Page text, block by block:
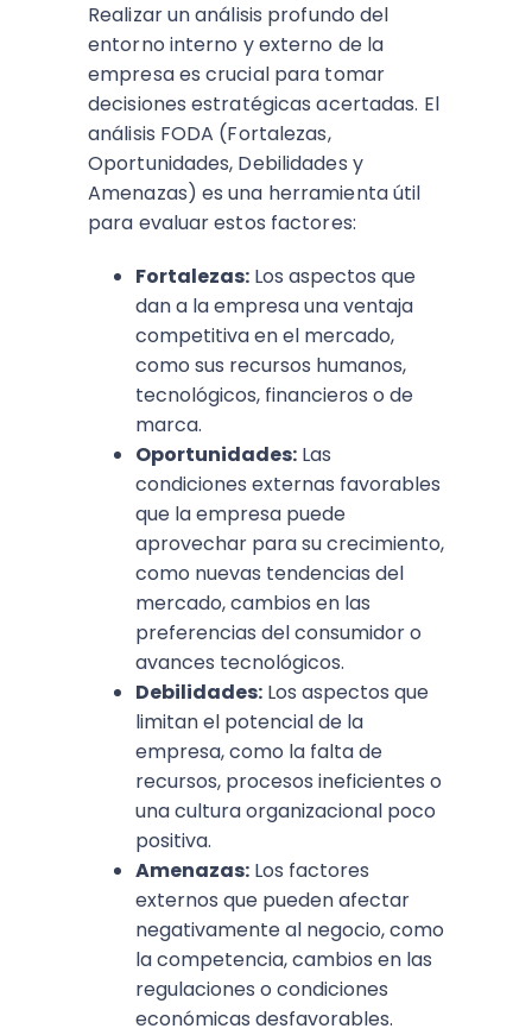
Realizar un análisis profundo del
entorno interno y externo de la
empresa es crucial para tomar
decisiones estratégicas acertadas. El
análisis FODA (Fortalezas,
Oportunidades, Debilidades y
Amenazas) es una herramienta útil
para evaluar estos factores:
Fortalezas: Los aspectos que
dan a la empresa una ventaja
competitiva en el mercado,
como sus recursos humanos,
tecnológicos, financieros o de
marca.
Oportunidades: Las
condiciones externas favorables
que la empresa puede
aprovechar para su crecimiento,
como nuevas tendencias del
mercado, cambios en las
preferencias del consumidor o
avances tecnológicos.
Debilidades: Los aspectos que
limitan el potencial de la
empresa, como la falta de
recursos, procesos ineficientes o
una cultura organizacional poco
positiva.
Amenazas: Los factores
externos que pueden afectar
negativamente al negocio, como
la competencia, cambios en las
regulaciones o condiciones
económicas desfavorables.